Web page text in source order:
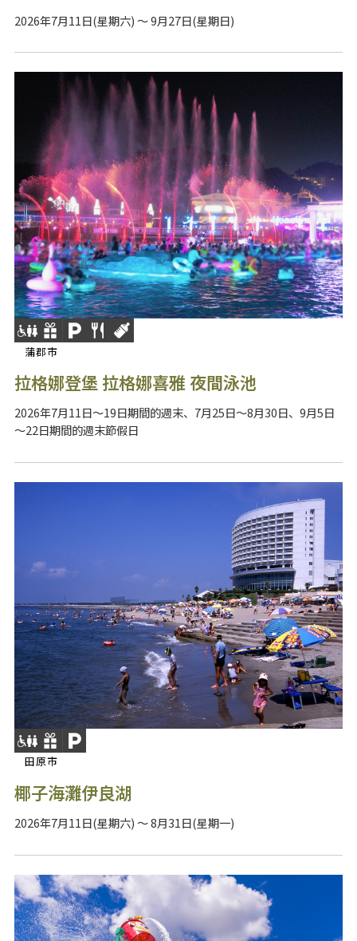
2026年7月11日(星期六) ～ 9月27日(星期日)
蒲郡市
拉格娜登堡 拉格娜喜雅 夜間泳池
2026年7月11日～19日期間的週末、7月25日～8月30日、9月5日
～22日期間的週末節假日
田原市
椰子海灘伊良湖
2026年7月11日(星期六) ～ 8月31日(星期一)